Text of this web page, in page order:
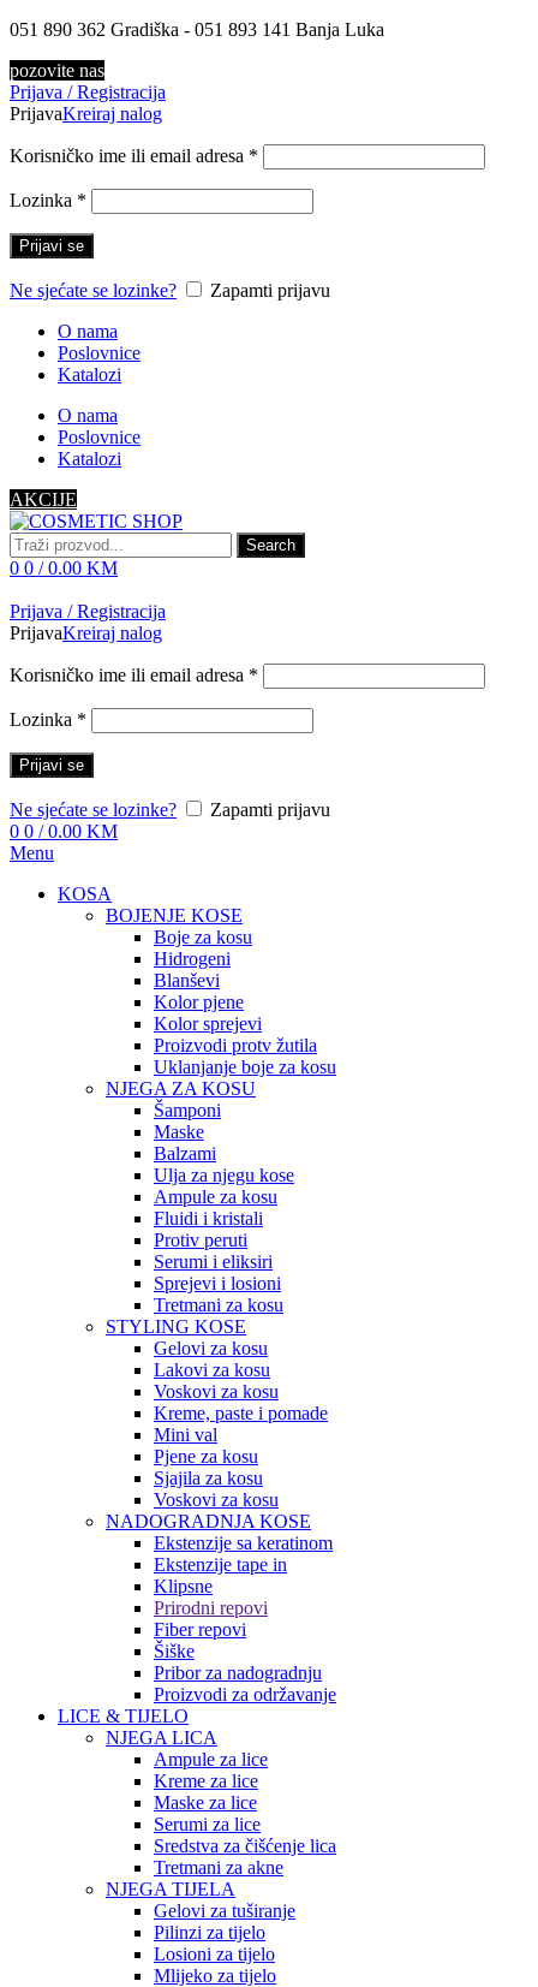
051 890 362 Gradiška - 051 893 141 Banja Luka
pozovite nas
Prijava / Registracija
PrijavaKreiraj nalog
Korisničko ime ili email adresa *
Lozinka *
Prijavi se
Ne sjećate se lozinke?
Zapamti prijavu
O nama
Poslovnice
Katalozi
O nama
Poslovnice
Katalozi
AKCIJE
Search
0 0 / 0.00 KM
Prijava / Registracija
PrijavaKreiraj nalog
Korisničko ime ili email adresa *
Lozinka *
Prijavi se
Ne sjećate se lozinke?
Zapamti prijavu
0 0 / 0.00 KM
Menu
KOSA
BOJENJE KOSE
Boje za kosu
Hidrogeni
Blanševi
Kolor pjene
Kolor sprejevi
Proizvodi protv žutila
Uklanjanje boje za kosu
NJEGA ZA KOSU
Šamponi
Maske
Balzami
Ulja za njegu kose
Ampule za kosu
Fluidi i kristali
Protiv peruti
Serumi i eliksiri
Sprejevi i losioni
Tretmani za kosu
STYLING KOSE
Gelovi za kosu
Lakovi za kosu
Voskovi za kosu
Kreme, paste i pomade
Mini val
Pjene za kosu
Sjajila za kosu
Voskovi za kosu
NADOGRADNJA KOSE
Ekstenzije sa keratinom
Ekstenzije tape in
Klipsne
Prirodni repovi
Fiber repovi
Šiške
Pribor za nadogradnju
Proizvodi za održavanje
LICE & TIJELO
NJEGA LICA
Ampule za lice
Kreme za lice
Maske za lice
Serumi za lice
Sredstva za čišćenje lica
Tretmani za akne
NJEGA TIJELA
Gelovi za tuširanje
Pilinzi za tijelo
Losioni za tijelo
Mlijeko za tijelo